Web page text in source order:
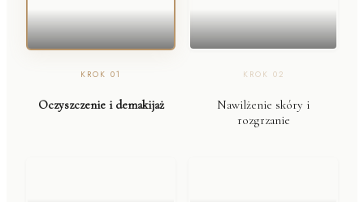
KROK 01
Oczyszczenie i demakijaż
KROK 02
Nawilżenie skóry i
rozgrzanie